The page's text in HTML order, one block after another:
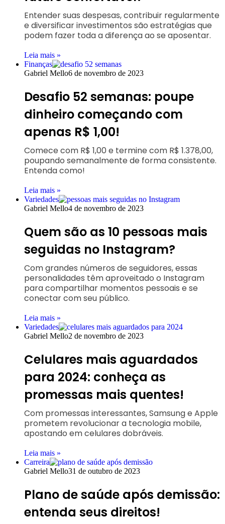
Entender suas despesas, contribuir regularmente
e diversificar investimentos são estratégias que
podem fazer toda a diferença ao se aposentar.
Leia mais »
Finanças
Gabriel Mello6 de novembro de 2023
Desafio 52 semanas: poupe
dinheiro começando com
apenas R$ 1,00!
Comece com R$ 1,00 e termine com R$ 1.378,00,
poupando semanalmente de forma consistente.
Entenda como!
Leia mais »
Variedades
Gabriel Mello4 de novembro de 2023
Quem são as 10 pessoas mais
seguidas no Instagram?
Com grandes números de seguidores, essas
personalidades têm aproveitado o Instagram
para compartilhar momentos pessoais e se
conectar com seu público.
Leia mais »
Variedades
Gabriel Mello2 de novembro de 2023
Celulares mais aguardados
para 2024: conheça as
promessas mais quentes!
Com promessas interessantes, Samsung e Apple
prometem revolucionar a tecnologia mobile,
apostando em celulares dobráveis.
Leia mais »
Carreira
Gabriel Mello31 de outubro de 2023
Plano de saúde após demissão:
entenda seus direitos!